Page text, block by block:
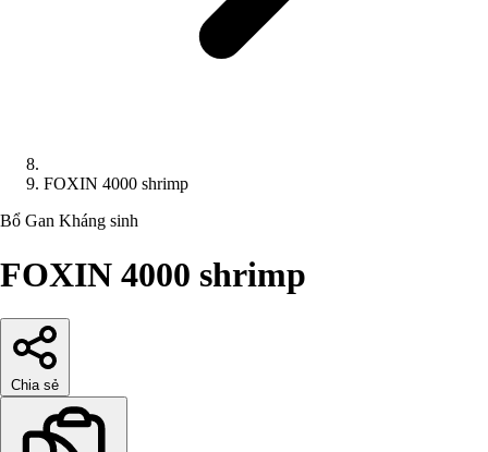
FOXIN 4000 shrimp
Bổ Gan Kháng sinh
FOXIN 4000 shrimp
Chia sẻ